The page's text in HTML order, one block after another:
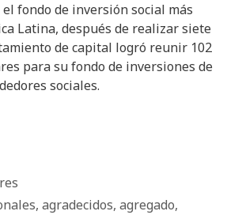
el fondo de inversión social más
Latina, después de realizar siete
de capital logró reunir 102
para su fondo de inversiones de
sociales.
, agradecidos, agregado,